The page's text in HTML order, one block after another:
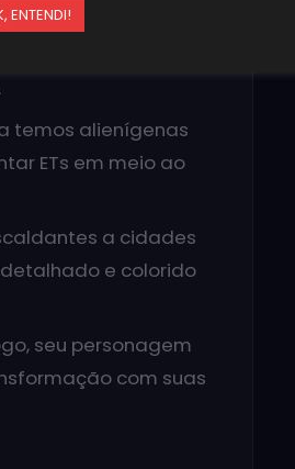
mas também
mísseis guiados até
temos alienígenas
ETs em meio ao
a cidades
e colorido
seu personagem
com suas
ENTENDI!